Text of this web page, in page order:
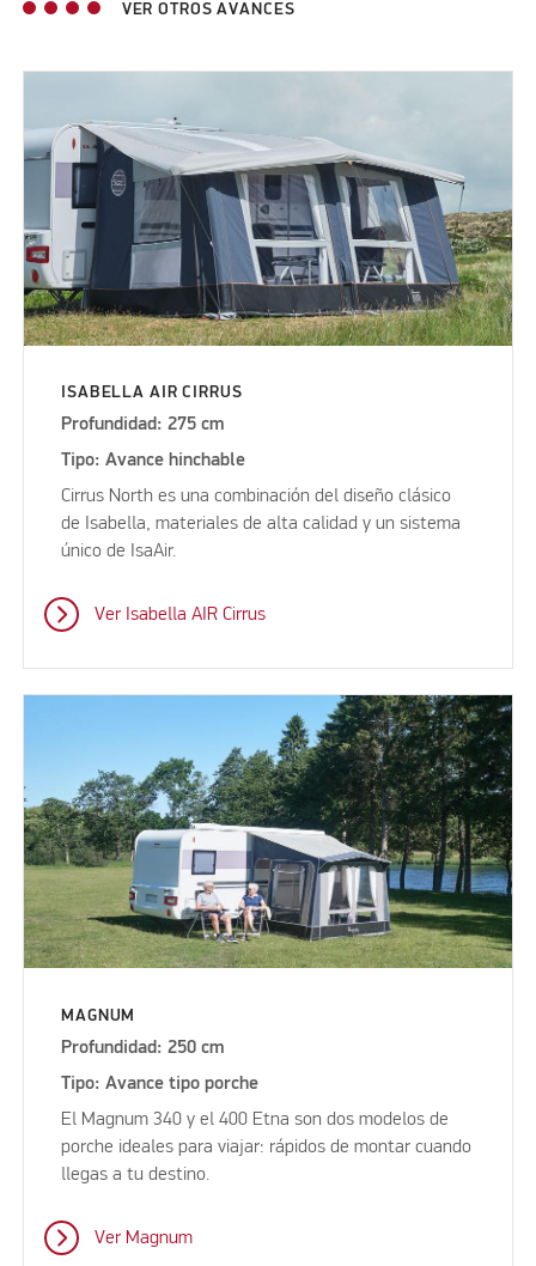
VER OTROS AVANCES
ISABELLA AIR CIRRUS
Profundidad: 275 cm
Tipo: Avance hinchable
Cirrus North es una combinación del diseño clásico
de Isabella, materiales de alta calidad y un sistema
único de IsaAir.
Ver Isabella AIR Cirrus
MAGNUM
Profundidad: 250 cm
Tipo: Avance tipo porche
El Magnum 340 y el 400 Etna son dos modelos de
porche ideales para viajar: rápidos de montar cuando
llegas a tu destino.
Ver Magnum